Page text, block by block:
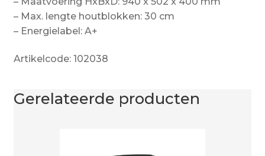
– Max. lengte houtblokken: 30 cm
– Energielabel: A+
Artikelcode: 102038
Gerelateerde producten